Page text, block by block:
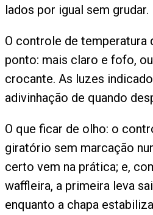
lados por igual sem grudar.
O controle de temperatura
ponto: mais claro e fofo,
crocante. As luzes
adivinhação de quando
O que ficar de olho: o
giratório sem marcação
certo vem na prática; e,
waffleira, a primeira leva
enquanto a chapa